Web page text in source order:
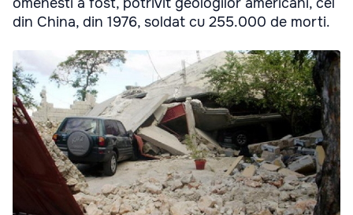
din China, din 1976, soldat cu 255.000 de morti.